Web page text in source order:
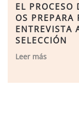
EL PROCESO
OS PREPARA
ENTREVISTA
SELECCIÓN
Leer más